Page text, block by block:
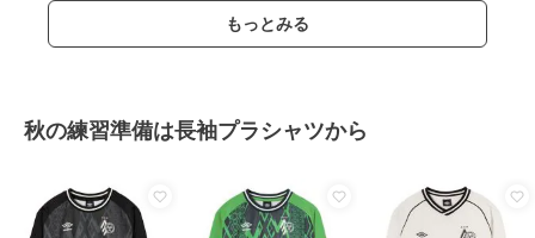
もっとみる
秋の練習準備は長袖プラシャツから